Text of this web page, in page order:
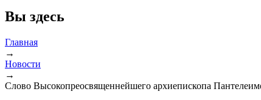
Вы здесь
Главная
→
Новости
→
Слово Высокопреосвященнейшего архиепископа